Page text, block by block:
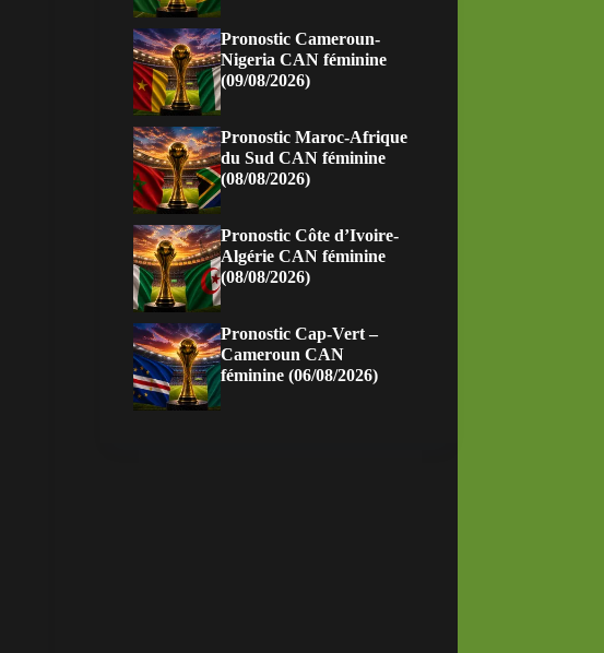
Pronostic Cameroun-
Nigeria CAN féminine
(09/08/2026)
Pronostic Maroc-Afrique
du Sud CAN féminine
(08/08/2026)
Pronostic Côte d’Ivoire-
Algérie CAN féminine
(08/08/2026)
Pronostic Cap-Vert –
Cameroun CAN
féminine (06/08/2026)